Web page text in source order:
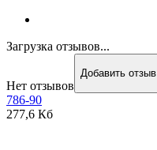
Загрузка отзывов...
Нет отзывов
Добавить отзыв
786-90
277,6 Кб